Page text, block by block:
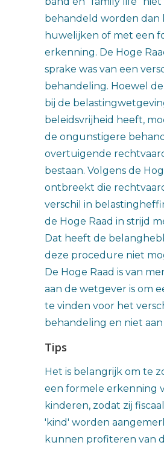
behandeld worden dan
huwelijken of met een
erkenning. De Hoge
sprake was van een
behandeling. Hoewel
bij de
beleidsvrijheid heeft,
de ongunstigere
overtuigende
bestaan. Volgens de
ontbreekt die
verschil in
de Hoge Raad in strijd
Dat heeft de
deze procedure niet
De Hoge Raad is van
aan de wetgever is om
te vinden voor het
behandeling en niet
Tips
Het is belangrijk om te
een formele erkenning
kinderen, zodat zij
'kind' worden
kunnen profiteren van